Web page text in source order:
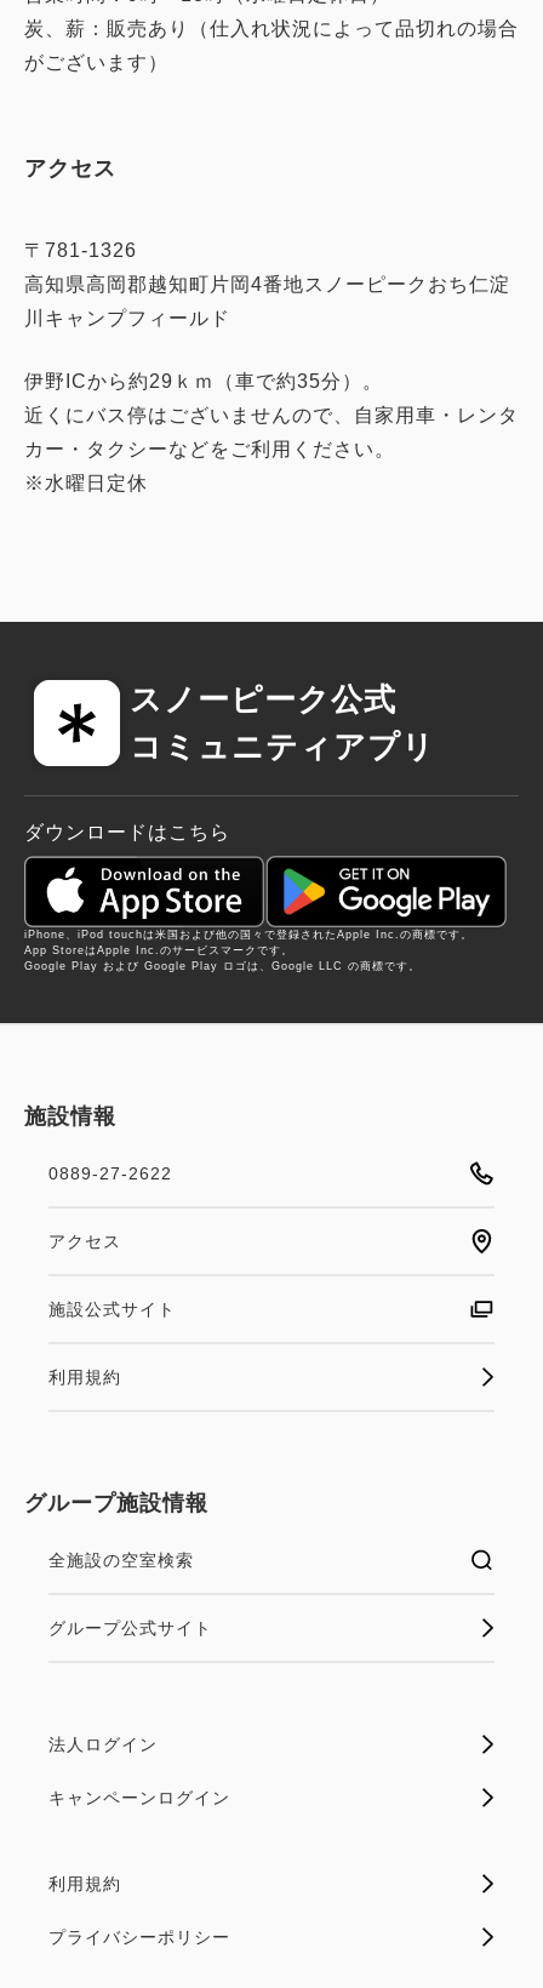
炭、薪：販売あり（仕入れ状況によって品切れの場合
がございます）
アクセス
〒781-1326
高知県高岡郡越知町片岡4番地スノーピークおち仁淀
川キャンプフィールド
伊野ICから約29ｋｍ（車で約35分）。
近くにバス停はございませんので、自家用車・レンタ
カー・タクシーなどをご利用ください。
※水曜日定休
スノーピーク公式
コミュニティアプリ
ダウンロードはこちら
iPhone、iPod touchは米国および他の国々で登録されたApple Inc.の商標です。
App StoreはApple Inc.のサービスマークです。
Google Play および Google Play ロゴは、Google LLC の商標です。
施設情報
0889-27-2622
アクセス
施設公式サイト
利用規約
グループ施設情報
全施設の空室検索
グループ公式サイト
法人ログイン
キャンペーンログイン
利用規約
プライバシーポリシー